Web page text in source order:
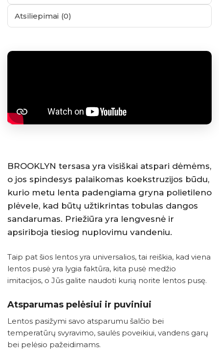
Atsiliepimai (0)
BROOKLYN tersasa yra visiškai atspari dėmėms,
o jos spindesys palaikomas koekstruzijos būdu,
kurio metu lenta padengiama gryna polietileno
plėvele, kad būtų užtikrintas tobulas dangos
sandarumas. Priežiūra yra lengvesnė ir
apsiriboja tiesiog nuplovimu vandeniu.
Taip pat šios lentos yra universalios, tai reiškia, kad viena
lentos pusė yra lygia faktūra, kita pusė medžio
imitacijos, o Jūs galite naudoti kurią norite lentos pusę.
Atsparumas pelėsiui ir puviniui
Lentos pasižymi savo atsparumu šalčio bei
temperatūrų svyravimo, saulės poveikiui, vandens garų
bei pelėsio pažeidimams.